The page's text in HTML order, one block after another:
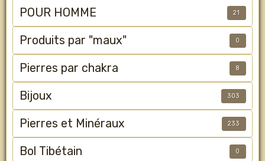
POUR HOMME 21
Produits par "maux" 0
Pierres par chakra 8
Bijoux 303
Pierres et Minéraux 233
Bol Tibétain 0